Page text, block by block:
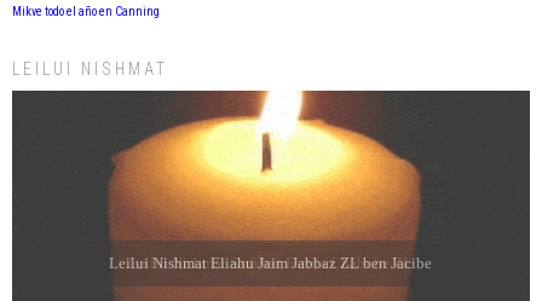
Mikve todo el año en Canning
LEILUI NISHMAT
Leilui Nishmat Eliahu Jaim Jabbaz ZL ben Jacibe